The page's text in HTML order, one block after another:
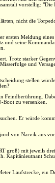
vorstellig: "Die
nicht die
Meldung eines
und seine
Trotz starker
und
stellen
Feindberührung.
zu versenken.
Er würde
von Narvik aus
groß) mit jeweils
Kapitänleutnant
Laufstrecke, ein